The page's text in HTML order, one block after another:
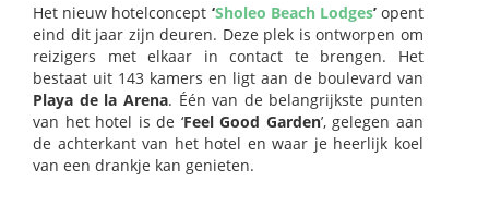
Het nieuw hotelconcept ‘Sholeo Beach Lodges’opent
eind dit jaar zijn deuren. Deze plek is ontworpen om
reizigers met elkaar in contact te brengen. Het
bestaat uit 143 kamers en ligt aan de boulevard van
Playa de la Arena. Één van de belangrijkste punten
van het hotel is de ‘Feel Good Garden’, gelegen aan
de achterkant van het hotel en waar je heerlijk koel
van een drankje kan genieten.